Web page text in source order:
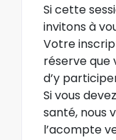
Si cette
invitons à
Votre
réserve
d’y
Si vous
santé, nous
l’acompte